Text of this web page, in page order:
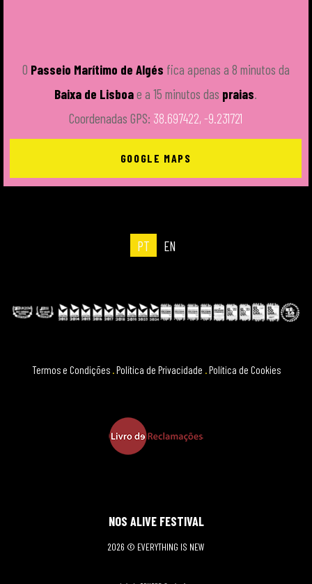
O Passeio Marítimo de Algés fica apenas a 8 minutos da
Baixa de Lisboae a 15 minutos das praias.
Coordenadas GPS: 38.697422, -9.231721
GOOGLE MAPS
PT EN
Termos e Condições .Política de Privacidade .Política de Cookies
NOS ALIVE FESTIVAL
2026 © EVERYTHING IS NEW